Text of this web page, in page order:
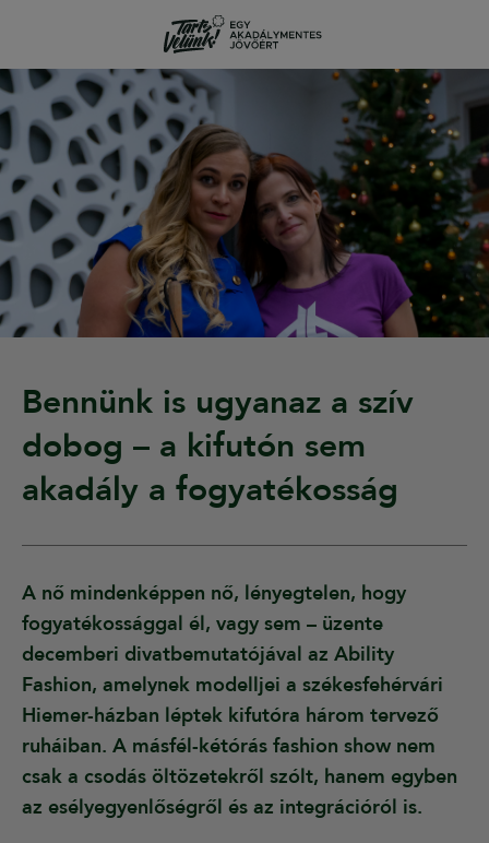
Bennünk is ugyanaz a szív
dobog – a kifutón sem
akadály a fogyatékosság
A nő mindenképpen nő, lényegtelen, hogy
fogyatékossággal él, vagy sem – üzente
decemberi divatbemutatójával az Ability
Fashion, amelynek modelljei a székesfehérvári
Hiemer-házban léptek kifutóra három tervező
ruháiban. A másfél-kétórás fashion show nem
csak a csodás öltözetekről szólt, hanem egyben
az esélyegyenlőségről és az integrációról is.